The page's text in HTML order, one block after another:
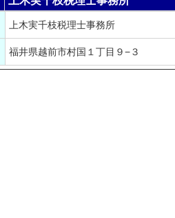
上木実千枝税理士事務所
福井県越前市村国１丁目９−３